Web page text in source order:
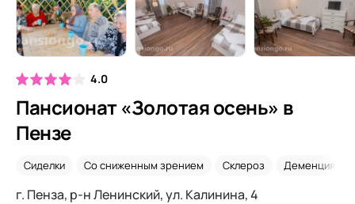
4.0
Пансионат «Золотая осень» в
Пензе
Сиделки Со сниженным зрением Склероз Деменция
г. Пенза, р-н Ленинский, ул. Калинина, 4